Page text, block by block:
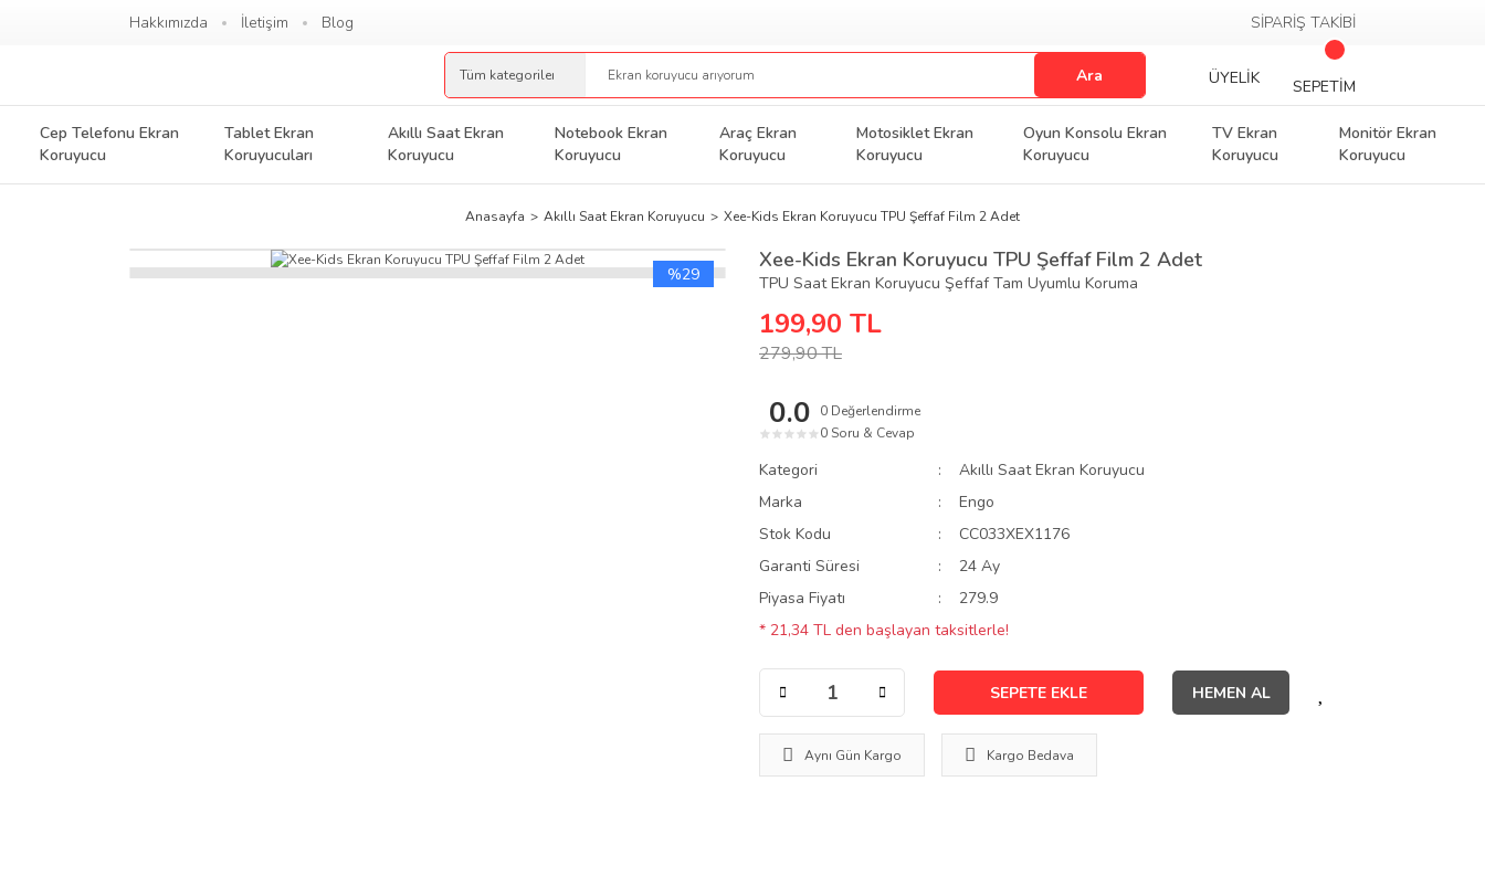
Hakkımızda İletişim Blog SİPARİŞ TAKİBİ
Ara ÜYELİK SEPETİM
Cep Telefonu Ekran
Koruyucu
Tablet Ekran
Koruyucuları
Akıllı Saat Ekran
Koruyucu
Notebook Ekran
Koruyucu
Araç Ekran
Koruyucu
Motosiklet Ekran
Koruyucu
Oyun Konsolu Ekran
Koruyucu
TV Ekran
Koruyucu
Monitör Ekran
Koruyucu
Anasayfa Akıllı Saat Ekran Koruyucu Xee-Kids Ekran Koruyucu TPU Şeffaf Film 2 Adet
%29
Xee-Kids Ekran Koruyucu TPU Şeffaf Film 2 Adet
TPU Saat Ekran Koruyucu Şeffaf Tam Uyumlu Koruma
199,90 TL
279,90 TL
0.0
★ ★ ★ ★ ★
0 Değerlendirme
0 Soru & Cevap
Kategori
Akıllı Saat Ekran Koruyucu
Marka
Engo
Stok Kodu
CC033XEX1176
Garanti Süresi
24 Ay
Piyasa Fiyatı
279.9
* 21,34 TL den başlayan taksitlerle!
SEPETE EKLE HEMEN AL
Aynı Gün Kargo Kargo Bedava